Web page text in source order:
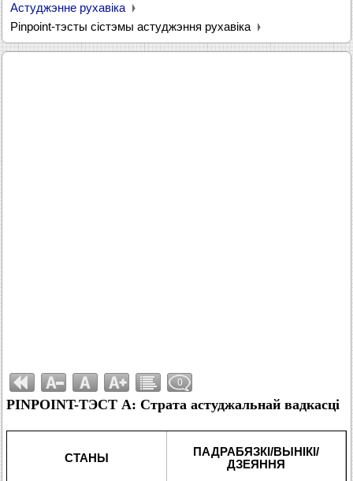
Астуджэнне рухавіка
Pinpoint-тэсты сістэмы астуджэння рухавіка
0
PINPOINT-ТЭСТ A: Страта астуджальнай вадкасці
СТАНЫ
ПАДРАБЯЗКІ/ВЫНІКІ/
ДЗЕЯННЯ